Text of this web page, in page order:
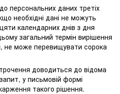
персональних даних третіх
необхідні дані не можуть
календарних днів з дня
загальний термін вирішення
не може перевищувати сорока
доводиться до відома
у письмовій формі
такого рішення.